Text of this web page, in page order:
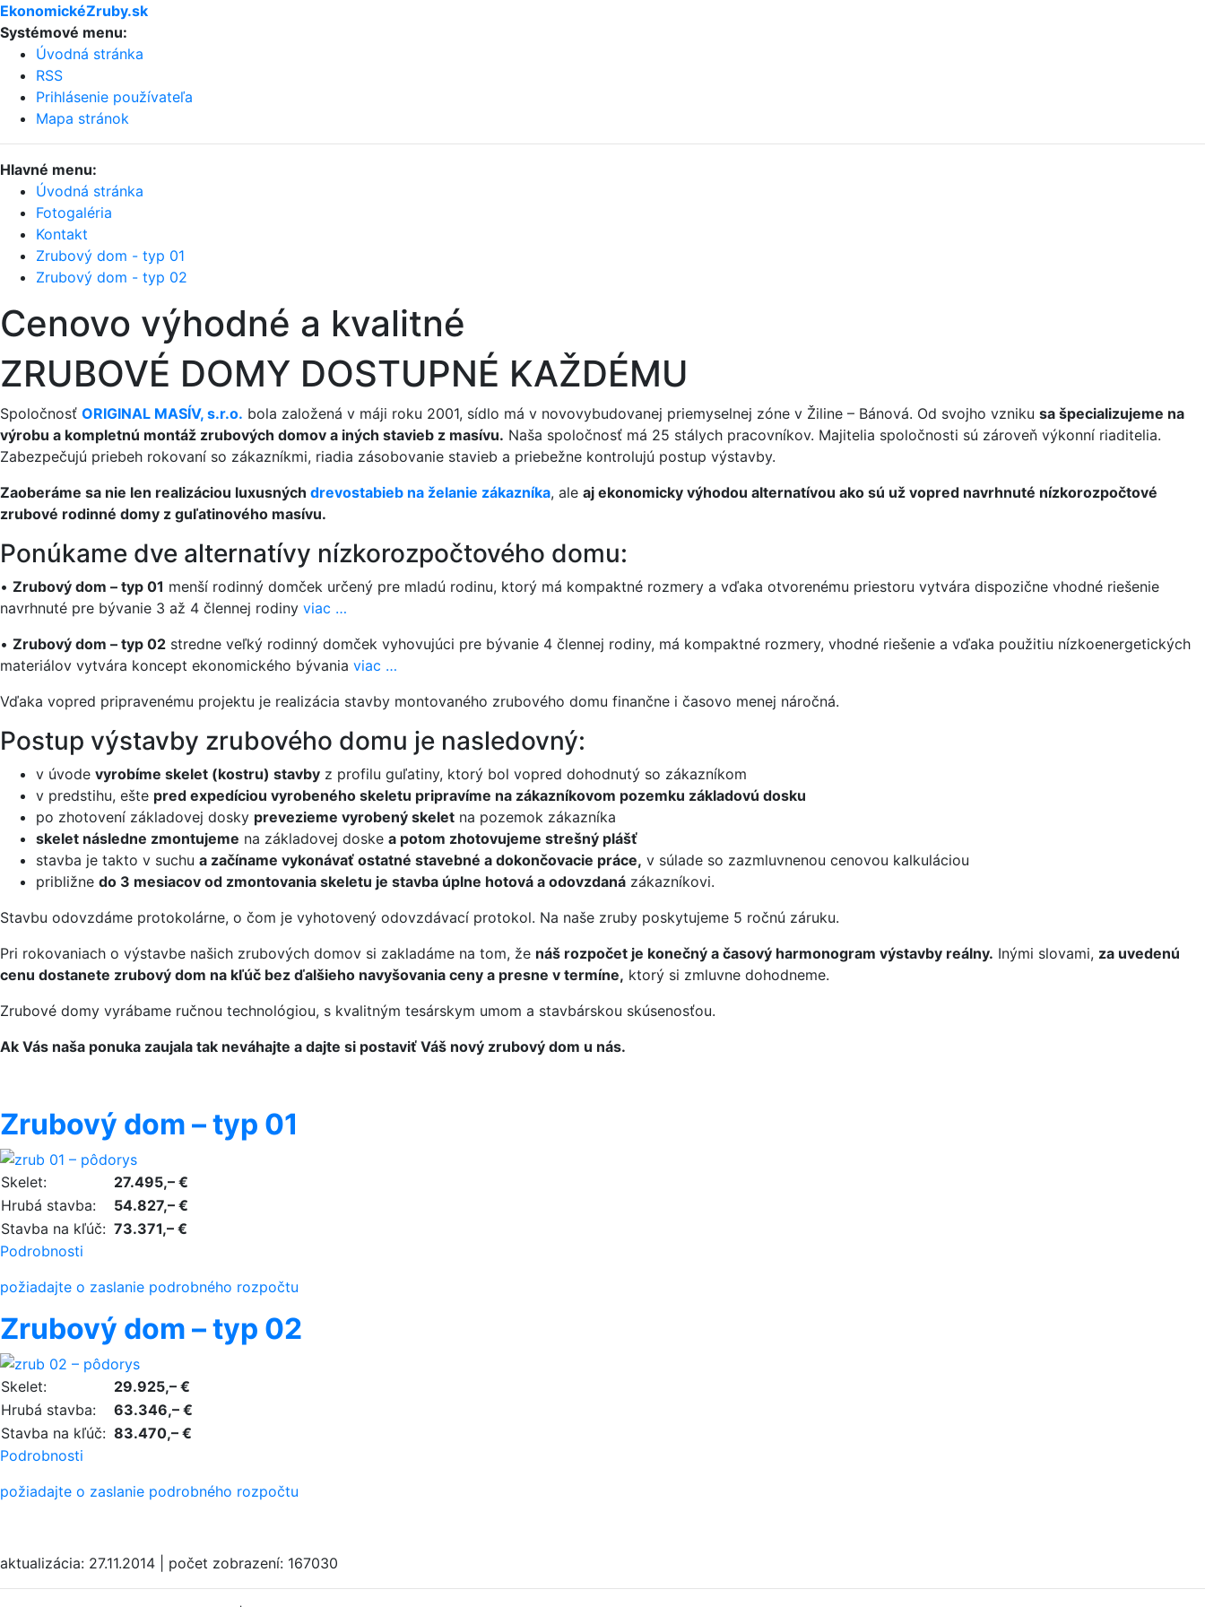
EkonomickéZruby.sk
Systémové menu:
Úvodná stránka
RSS
Prihlásenie používateľa
Mapa stránok
Hlavné menu:
Úvodná stránka
Fotogaléria
Kontakt
Zrubový dom - typ 01
Zrubový dom - typ 02
Cenovo výhodné a kvalitné
ZRUBOVÉ DOMY DOSTUPNÉ KAŽDÉMU
Spoločnosť ORIGINAL MASÍV, s.r.o. bola založená v máji roku 2001, sídlo má v novovybudovanej priemyselnej zóne v Žiline – Bánová. Od svojho vzniku sa špecializujeme na
výrobu a kompletnú montáž zrubových domov a iných stavieb z masívu. Naša spoločnosť má 25 stálych pracovníkov. Majitelia spoločnosti sú zároveň výkonní riaditelia.
Zabezpečujú priebeh rokovaní so zákazníkmi, riadia zásobovanie stavieb a priebežne kontrolujú postup výstavby.
Zaoberáme sa nie len realizáciou luxusných drevostabieb na želanie zákazníka, ale aj ekonomicky výhodou alternatívou ako sú už vopred navrhnuté nízkorozpočtové
zrubové rodinné domy z guľatinového masívu.
Ponúkame dve alternatívy nízkorozpočtového domu:
• Zrubový dom – typ 01 menší rodinný domček určený pre mladú rodinu, ktorý má kompaktné rozmery a vďaka otvorenému priestoru vytvára dispozične vhodné riešenie
navrhnuté pre bývanie 3 až 4 člennej rodiny viac …
• Zrubový dom – typ 02 stredne veľký rodinný domček vyhovujúci pre bývanie 4 člennej rodiny, má kompaktné rozmery, vhodné riešenie a vďaka použitiu nízkoenergetických
materiálov vytvára koncept ekonomického bývania viac …
Vďaka vopred pripravenému projektu je realizácia stavby montovaného zrubového domu finančne i časovo menej náročná.
Postup výstavby zrubového domu je nasledovný:
v úvode vyrobíme skelet (kostru) stavby z profilu guľatiny, ktorý bol vopred dohodnutý so zákazníkom
v predstihu, ešte pred expedíciou vyrobeného skeletu pripravíme na zákazníkovom pozemku základovú dosku
po zhotovení základovej dosky prevezieme vyrobený skelet na pozemok zákazníka
skelet následne zmontujeme na základovej doske a potom zhotovujeme strešný plášť
stavba je takto v suchu a začíname vykonávať ostatné stavebné a dokončovacie práce, v súlade so zazmluvnenou cenovou kalkuláciou
približne do 3 mesiacov od zmontovania skeletu je stavba úplne hotová a odovzdaná zákazníkovi.
Stavbu odovzdáme protokolárne, o čom je vyhotovený odovzdávací protokol. Na naše zruby poskytujeme 5 ročnú záruku.
Pri rokovaniach o výstavbe našich zrubových domov si zakladáme na tom, že náš rozpočet je konečný a časový harmonogram výstavby reálny. Inými slovami, za uvedenú
cenu dostanete zrubový dom na kľúč bez ďalšieho navyšovania ceny a presne v termíne, ktorý si zmluvne dohodneme.
Zrubové domy vyrábame ručnou technológiou, s kvalitným tesárskym umom a stavbárskou skúsenosťou.
Ak Vás naša ponuka zaujala tak neváhajte a dajte si postaviť Váš nový zrubový dom u nás.
Zrubový dom – typ 01
Skelet:
27.495,– €
Hrubá stavba:
54.827,– €
Stavba na kľúč: 73.371,– €
Podrobnosti
požiadajte o zaslanie podrobného rozpočtu
Zrubový dom – typ 02
Skelet:
29.925,– €
Hrubá stavba:
63.346,– €
Stavba na kľúč: 83.470,– €
Podrobnosti
požiadajte o zaslanie podrobného rozpočtu
aktualizácia: 27.11.2014 | počet zobrazení: 167030